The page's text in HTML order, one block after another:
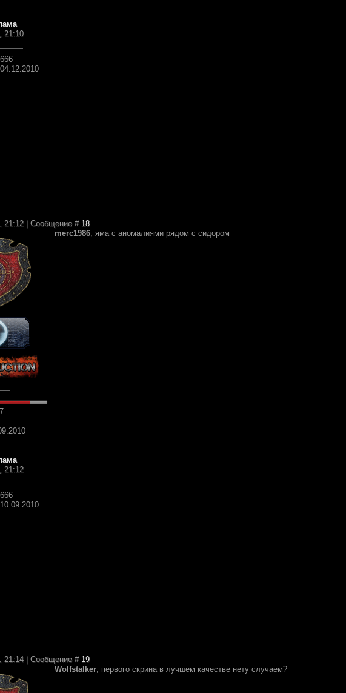
21:10
666
04.12.2010
21:12 | Сообщение # 18
merc1986, яма с аномалиями рядом с сидором
21:12
666
10.09.2010
21:14 | Сообщение # 19
Wolfstalker, первого скрина в лучшем качестве нету случаем?